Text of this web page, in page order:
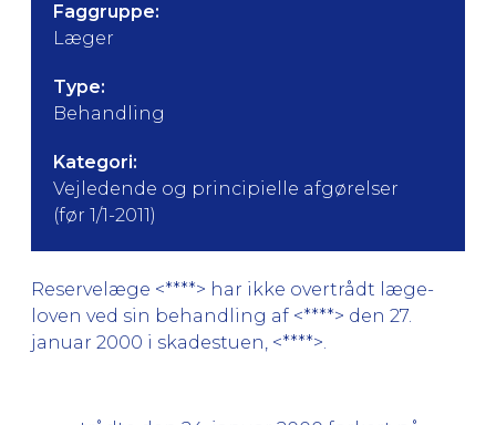
Faggruppe:
Læger
Type:
Behandling
Kategori:
Vejledende og principielle afgørelser
(før 1/1-2011)
Reservelæge <****> har ikke overtrådt læge-
loven ved sin behandling af <****> den 27.
januar 2000 i skadestuen, <****>.